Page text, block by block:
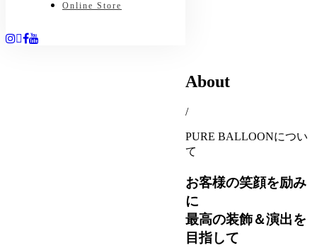
Online Store
About
/
PURE BALLOONについ
て
お客様の笑顔を励み
に
最高の装飾＆演出を
目指して